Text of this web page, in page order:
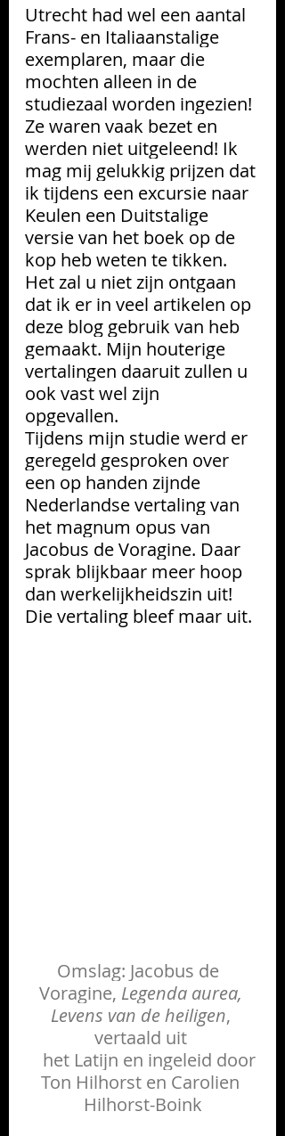
Utrecht had wel een aantal
Frans- en Italiaanstalige
exemplaren, maar die
mochten alleen in de
studiezaal worden ingezien!
Ze waren vaak bezet en
werden niet uitgeleend! Ik
mag mij gelukkig prijzen dat
ik tijdens een excursie naar
Keulen een Duitstalige
versie van het boek op de
kop heb weten te tikken.
Het zal u niet zijn ontgaan
dat ik er in veel artikelen op
deze blog gebruik van heb
gemaakt. Mijn houterige
vertalingen daaruit zullen u
ook vast wel zijn
opgevallen.
Tijdens mijn studie werd er
geregeld gesproken over
een op handen zijnde
Nederlandse vertaling van
het magnum opus van
Jacobus de Voragine. Daar
sprak blijkbaar meer hoop
dan werkelijkheidszin uit!
Die vertaling bleef maar uit.
Omslag: Jacobus de
Voragine, Legenda aurea,
Levens van de heiligen,
vertaald uit
Ton Hilhorst en Carolien
Hilhorst-Boink